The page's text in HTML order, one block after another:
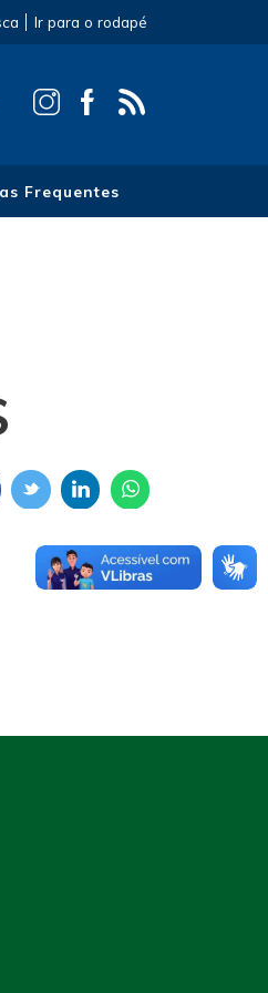
Ir para o rodapé
Frequentes